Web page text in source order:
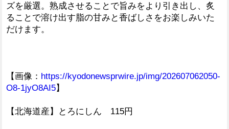
ズを厳選。熟成させることで旨みをより引き出し、炙
ることで溶け出す脂の甘みと香ばしさをお楽しみいた
だけます。
【画像： https://kyodonewsprwire.jp/img/202607062050-
O8-1jyO8AI5】
【北海道産】とろにしん 115円